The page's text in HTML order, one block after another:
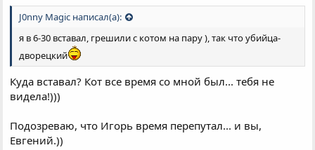
J0nny Magic написал(а):
я в 6-30 вставал, грешили с котом на пару ), так что убийца-
дворецкий
Куда вставал? Кот все время со мной был... тебя не
видела!)))
Подозреваю, что Игорь время перепутал... и вы,
Евгений.))